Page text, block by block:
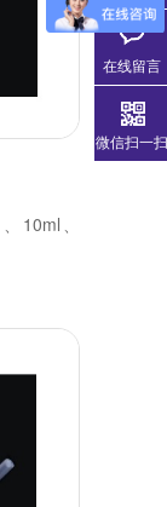
10ml、
在线留言
微信扫一扫